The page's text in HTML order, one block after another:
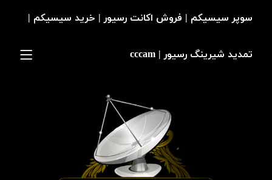
سوپر سیسیکم | فروش اکانت رسیور | خرید سیسیکم |
تمدید شیرینگ رسیور | cccam